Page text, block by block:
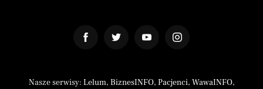
Nasze serwisy: Lelum, BiznesINFO, Pacjenci, WawaINFO,